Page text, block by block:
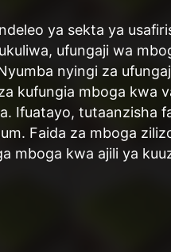
ya sekta ya
ufungaji wa
nyingi za
kufungia mboga kwa
Ifuatayo, tutaanzisha
Faida za mboga
mboga kwa ajili ya